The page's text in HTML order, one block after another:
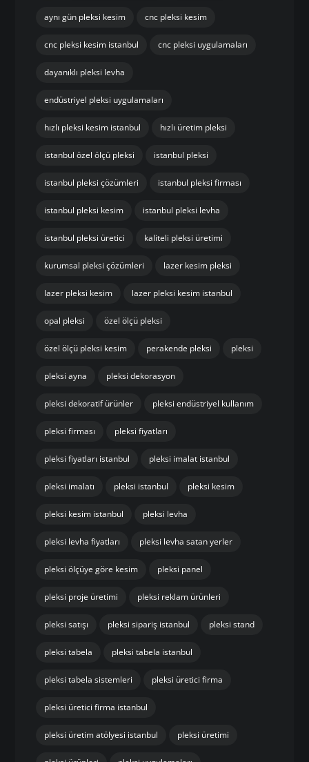
aynı gün pleksi kesim cnc pleksi kesim
cnc pleksi kesim istanbul cnc pleksi uygulamaları
dayanıklı pleksi levha
endüstriyel pleksi uygulamaları
hızlı pleksi kesim istanbul hızlı üretim pleksi
istanbul özel ölçü pleksi istanbul pleksi
istanbul pleksi çözümleri istanbul pleksi firması
istanbul pleksi kesim istanbul pleksi levha
istanbul pleksi üretici kaliteli pleksi üretimi
kurumsal pleksi çözümleri lazer kesim pleksi
lazer pleksi kesim lazer pleksi kesim istanbul
opal pleksi özel ölçü pleksi
özel ölçü pleksi kesim perakende pleksi pleksi
pleksi ayna pleksi dekorasyon
pleksi dekoratif ürünler pleksi endüstriyel kullanım
pleksi firması pleksi fiyatları
pleksi fiyatları istanbul pleksi imalat istanbul
pleksi imalatı pleksi istanbul pleksi kesim
pleksi kesim istanbul pleksi levha
pleksi levha fiyatları pleksi levha satan yerler
pleksi ölçüye göre kesim pleksi panel
pleksi proje üretimi pleksi reklam ürünleri
pleksi satışı pleksi sipariş istanbul pleksi stand
pleksi tabela pleksi tabela istanbul
pleksi tabela sistemleri pleksi üretici firma
pleksi üretici firma istanbul
pleksi üretim atölyesi istanbul pleksi üretimi